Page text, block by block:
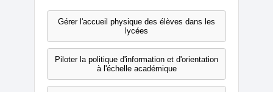
Gérer l'accueil physique des élèves dans les
lycées
Piloter la politique d'information et d'orientation
à l'échelle académique